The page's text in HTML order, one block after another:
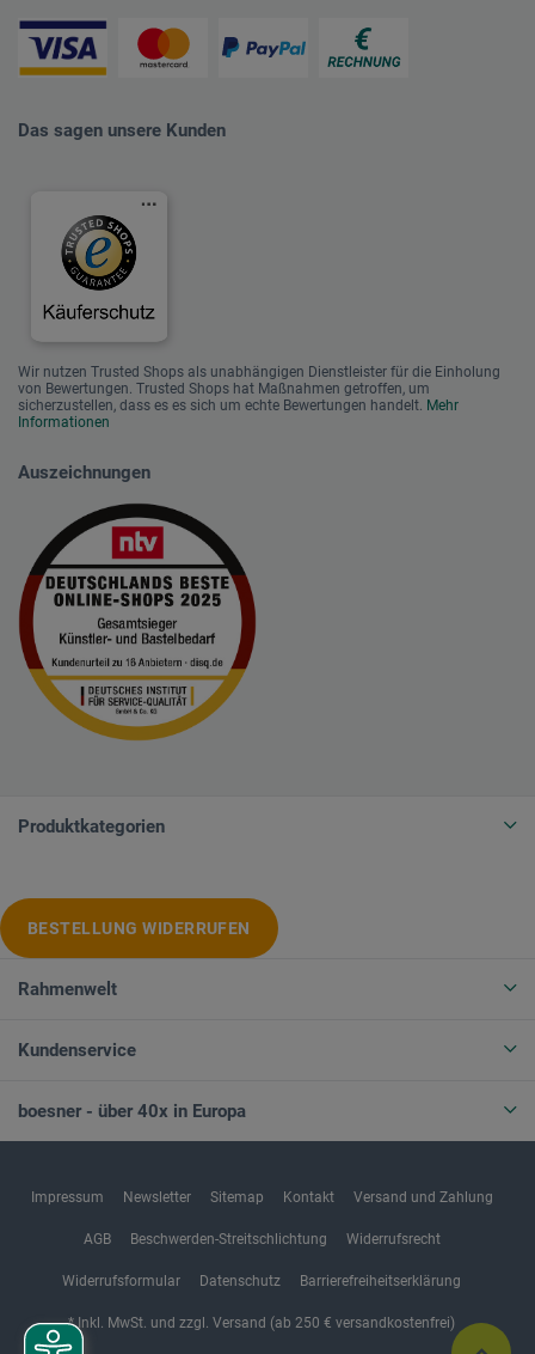
Das sagen unsere Kunden
Wir nutzen Trusted Shops als unabhängigen Dienstleister für die Einholung
von Bewertungen. Trusted Shops hat Maßnahmen getroffen, um
sicherzustellen, dass es es sich um echte Bewertungen handelt. Mehr
Informationen
Auszeichnungen
Produktkategorien
BESTELLUNG WIDERRUFEN
Rahmenwelt
Kundenservice
boesner - über 40x in Europa
Impressum Newsletter Sitemap Kontakt Versand und Zahlung
AGB Beschwerden-Streitschlichtung Widerrufsrecht
Widerrufsformular Datenschutz Barrierefreiheitserklärung
* Inkl. MwSt. und zzgl. Versand (ab 250 € versandkostenfrei)